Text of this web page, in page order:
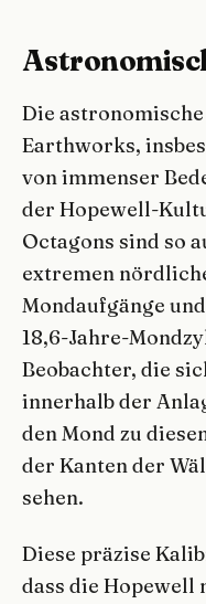
Die
Earthworks,
von immenser
der Hopewell-
Octagons sind so
extremen
Mondaufgänge
18,6-Jahre-
Beobachter, die
innerhalb der
den Mond zu
der Kanten der
sehen.
Diese präzise
dass die